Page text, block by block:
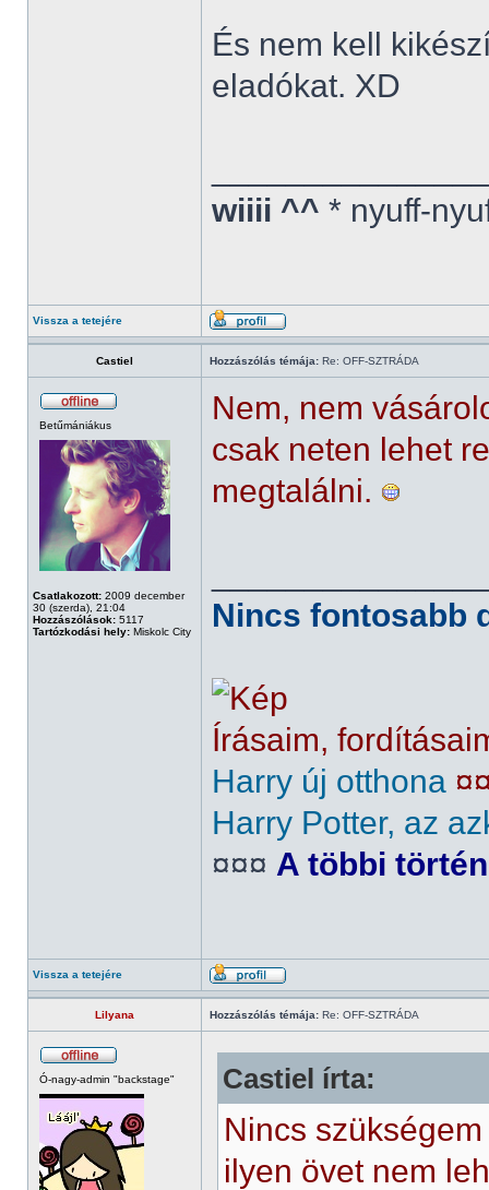
És nem kell
eladókat. XD
wiiii ^^ * nyuff-
Vissza a tetejére
Castiel Hozzászólás témája: Re: OFF-SZTRÁDA
Betűmániákus
Csatlakozott: 2009 december
30 (szerda), 21:04
Hozzászólások: 5117
Tartózkodási hely: Miskolc City
Nem, nem
csak neten lehet
megtalálni.
Nincs fontosabb
Írásaim,
Harry új otthona
Harry Potter, az
¤¤¤ A többi
Vissza a tetejére
Lilyana Hozzászólás témája: Re: OFF-SZTRÁDA
Ó-nagy-admin "backstage" Castiel írta:
Nincs
ilyen övet nem